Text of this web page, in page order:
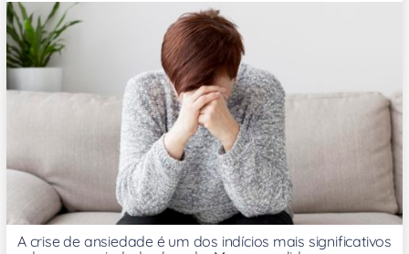
A crise de ansiedade é um dos indícios mais significativos